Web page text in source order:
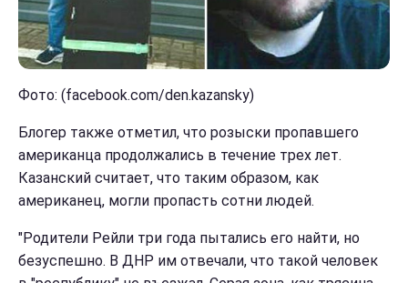
Фото: (facebook.com/den.kazansky)
Блогер также отметил, что розыски пропавшего
американца продолжались в течение трех лет.
Казанский считает, что таким образом, как
американец, могли пропасть сотни людей.
"Родители Рейли три года пытались его найти, но
безуспешно. В ДНР им отвечали, что такой человек